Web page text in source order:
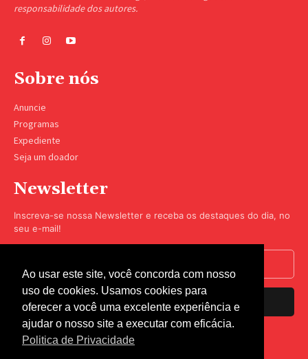
responsabilidade dos autores.
Sobre nós
Anuncie
Programas
Expediente
Seja um doador
Newsletter
Inscreva-se nossa Newsletter e receba os destaques do dia, no
seu e-mail!
Inscrever-se
Nós respeitamos sua privacidade.
Ao usar este site, você concorda com nosso
uso de cookies. Usamos cookies para
oferecer a você uma excelente experiência e
ajudar o nosso site a executar com eficácia.
Politica de Privacidade